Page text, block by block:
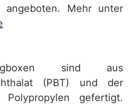
angeboten. Mehr unter
sind aus
(PBT) und der
gefertigt.